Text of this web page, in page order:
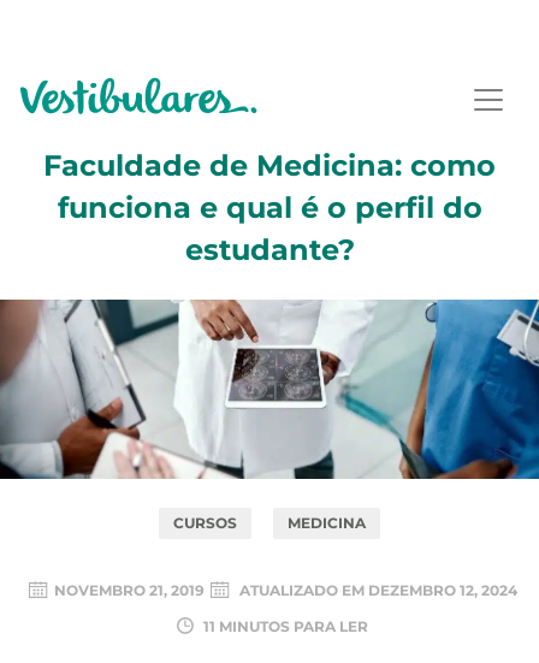
Faculdade de Medicina: como
funciona e qual é o perfil do
estudante?
CURSOS MEDICINA
NOVEMBRO 21, 2019 ATUALIZADO EM DEZEMBRO 12, 2024
11 MINUTOS PARA LER